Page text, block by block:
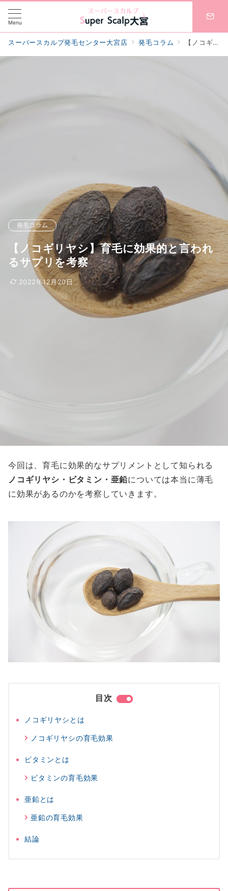
Menu
スーパースカルプ発毛センター大宮店 発毛コラム 【ノコギリヤシ】育毛に効果的と言われるサプリを考察
発毛コラム
【ノコギリヤシ】育毛に効果的と言われ
るサプリを考察
2022年12月20日
今回は、育毛に効果的なサプリメントとして知られる
ノコギリヤシ・ビタミン・亜鉛については本当に薄毛
に効果があるのかを考察していきます。
目次
ノコギリヤシとは
ノコギリヤシの育毛効果
ビタミンとは
ビタミンの育毛効果
亜鉛とは
亜鉛の育毛効果
結論